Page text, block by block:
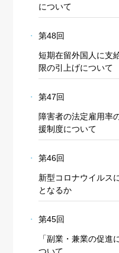
について
第48回
短期在留外国人に支
限の引上げについて
第47回
障害者の法定雇用率
援制度について
第46回
新型コロナウイルス
となるか
第45回
「副業・兼業の促進